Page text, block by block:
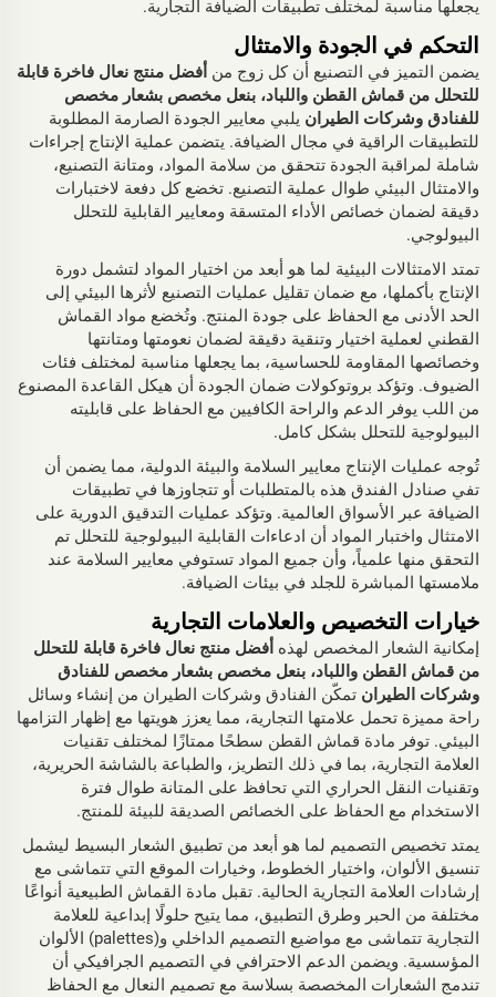
يجعلها مناسبة لمختلف تطبيقات الضيافة التجارية.
التحكم في الجودة والامتثال
يضمن التميز في التصنيع أن كل زوج من أفضل منتج نعال فاخرة قابلة
للتحلل من قماش القطن واللباد، بنعل مخصص بشعار مخصص
للفنادق وشركات الطيران يلبي معايير الجودة الصارمة المطلوبة
للتطبيقات الراقية في مجال الضيافة. يتضمن عملية الإنتاج إجراءات
شاملة لمراقبة الجودة تتحقق من سلامة المواد، ومتانة التصنيع،
والامتثال البيئي طوال عملية التصنيع. تخضع كل دفعة لاختبارات
دقيقة لضمان خصائص الأداء المتسقة ومعايير القابلية للتحلل
البيولوجي.
تمتد الامتثالات البيئية لما هو أبعد من اختيار المواد لتشمل دورة
الإنتاج بأكملها، مع ضمان تقليل عمليات التصنيع لأثرها البيئي إلى
الحد الأدنى مع الحفاظ على جودة المنتج. وتُخضع مواد القماش
القطني لعملية اختيار وتنقية دقيقة لضمان نعومتها ومتانتها
وخصائصها المقاومة للحساسية، بما يجعلها مناسبة لمختلف فئات
الضيوف. وتؤكد بروتوكولات ضمان الجودة أن هيكل القاعدة المصنوع
من اللب يوفر الدعم والراحة الكافيين مع الحفاظ على قابليته
البيولوجية للتحلل بشكل كامل.
تُوجه عمليات الإنتاج معايير السلامة والبيئة الدولية، مما يضمن أن
تفي صنادل الفندق هذه بالمتطلبات أو تتجاوزها في تطبيقات
الضيافة عبر الأسواق العالمية. وتؤكد عمليات التدقيق الدورية على
الامتثال واختبار المواد أن ادعاءات القابلية البيولوجية للتحلل تم
التحقق منها علمياً، وأن جميع المواد تستوفي معايير السلامة عند
ملامستها المباشرة للجلد في بيئات الضيافة.
خيارات التخصيص والعلامات التجارية
إمكانية الشعار المخصص لهذه أفضل منتج نعال فاخرة قابلة للتحلل
من قماش القطن واللباد، بنعل مخصص بشعار مخصص للفنادق
وشركات الطيران تمكّن الفنادق وشركات الطيران من إنشاء وسائل
راحة مميزة تحمل علامتها التجارية، مما يعزز هويتها مع إظهار التزامها
البيئي. توفر مادة قماش القطن سطحًا ممتازًا لمختلف تقنيات
العلامة التجارية، بما في ذلك التطريز، والطباعة بالشاشة الحريرية،
وتقنيات النقل الحراري التي تحافظ على المتانة طوال فترة
الاستخدام مع الحفاظ على الخصائص الصديقة للبيئة للمنتج.
يمتد تخصيص التصميم لما هو أبعد من تطبيق الشعار البسيط ليشمل
تنسيق الألوان، واختيار الخطوط، وخيارات الموقع التي تتماشى مع
إرشادات العلامة التجارية الحالية. تقبل مادة القماش الطبيعية أنواعًا
مختلفة من الحبر وطرق التطبيق، مما يتيح حلولًا إبداعية للعلامة
التجارية تتماشى مع مواضيع التصميم الداخلي و(palettes) الألوان
المؤسسية. ويضمن الدعم الاحترافي في التصميم الجرافيكي أن
تندمج الشعارات المخصصة بسلاسة مع تصميم النعال مع الحفاظ